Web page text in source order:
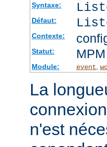
Syntaxe:
Défaut:
Contexte:
Statut: MPM
Module: event,
La
n'est